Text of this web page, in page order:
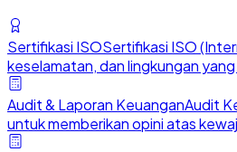
Sertifikasi ISOSertifikasi ISO
keselamatan, dan lingkungan
Audit & Laporan KeuanganAudit
untuk memberikan opini atas